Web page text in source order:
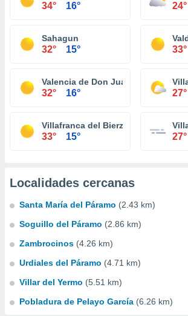
34° 16° 24°
Sahagun
32° 15° 33°
Valencia de Don Juan
32° 16° 27°
Villafranca del Bierzo
33° 15° 27°
Localidades cercanas
Santa María del Páramo (2.43 km)
Soguillo del Páramo (2.86 km)
Zambrocinos (4.26 km)
Urdiales del Páramo (4.71 km)
Villar del Yermo (5.51 km)
Pobladura de Pelayo García (6.26 km)